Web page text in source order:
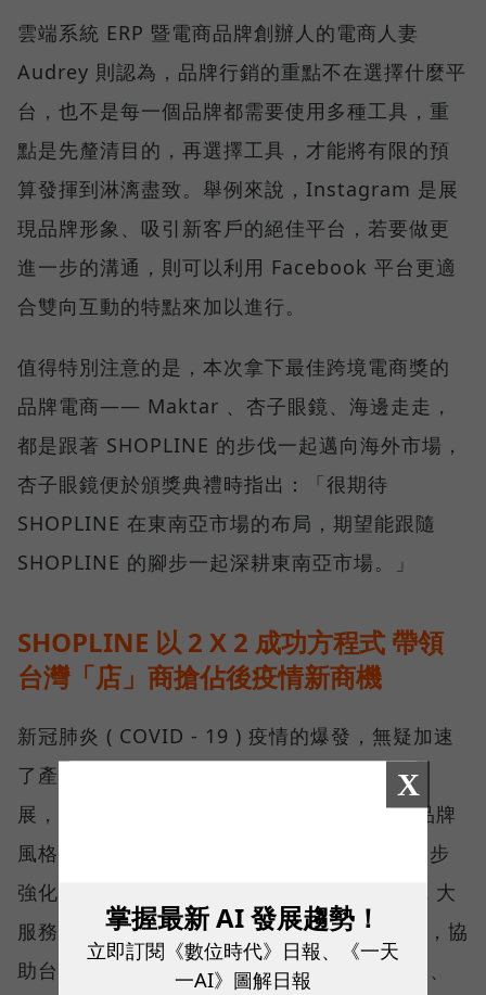
雲端系統 ERP 暨電商品牌創辦人的電商人妻
Audrey 則認為，品牌行銷的重點不在選擇什麼平
台，也不是每一個品牌都需要使用多種工具，重
點是先釐清目的，再選擇工具，才能將有限的預
算發揮到淋漓盡致。舉例來說，Instagram 是展
現品牌形象、吸引新客戶的絕佳平台，若要做更
進一步的溝通，則可以利用 Facebook 平台更適
合雙向互動的特點來加以進行。
值得特別注意的是，本次拿下最佳跨境電商獎的
品牌電商—— Maktar 、杏子眼鏡、海邊走走，
都是跟著 SHOPLINE 的步伐一起邁向海外市場，
杏子眼鏡便於頒獎典禮時指出：「很期待
SHOPLINE 在東南亞市場的布局，期望能跟隨
SHOPLINE 的腳步一起深耕東南亞市場。」
SHOPLINE 以 2 X 2 成功方程式 帶領
台灣「店」商搶佔後疫情新商機
新冠肺炎 ( COVID - 19 ) 疫情的爆發，無疑加速
了產業的轉移，意外推動了全球電商產業的發
展，台灣也不例外，SHOPLINE 除透過傑出品牌
風格大賞讓更多人認識台灣優質品牌，更進一步
強化在 2 大產品 ( 社群購物、智慧廣告 ) 與 2 大
服務 ( 數位行銷專案、跨境電商方案 ) 的能量，協
助台灣品牌「店」商搶佔後疫情新商機，共創、
X
掌握最新 AI 發展趨勢！
立即訂閱《數位時代》日報、《一天
一AI》圖解日報